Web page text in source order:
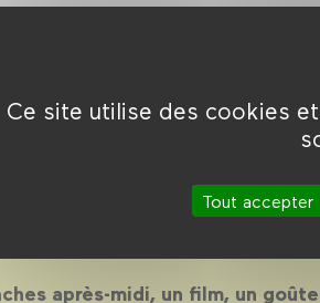
Ce site utilise des cookies
Tout accepter
2018-
après-midi, un film, un